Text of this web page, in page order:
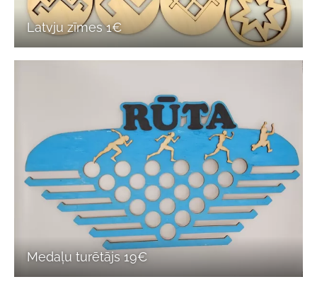
Latvju zīmes 1€
Medaļu turētājs 19€